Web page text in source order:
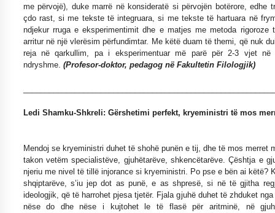
me përvojë), duke marrë në konsideratë si përvojën botërore, edhe
çdo rast, si me tekste të integruara, si me tekste të hartuara në
ndjekur rruga e eksperimentimit dhe e matjes me metoda rigoroze
arritur në një vlerësim përfundimtar. Me këtë duam të themi, që nuk
reja në qarkullim, pa i eksperimentuar më parë për 2-3 vjet në
ndryshme. (Profesor-doktor, pedagog në Fakultetin Filologjik)
Ledi Shamku-Shkreli: Gërshetimi perfekt, kryeministri të mos
Mendoj se kryeministri duhet të shohë punën e tij, dhe të mos merret
takon vetëm specialistëve, gjuhëtarëve, shkencëtarëve. Çështja e
njeriu me nivel të tillë injorance si kryeministri. Po pse e bën ai këtë?
shqiptarëve, s’iu jep dot as punë, e as shpresë, si në të gjitha
ideologjik, që të harrohet pjesa tjetër. Fjala gjuhë duhet të zhduket
nëse do dhe nëse i kujtohet le të flasë për aritminë, në